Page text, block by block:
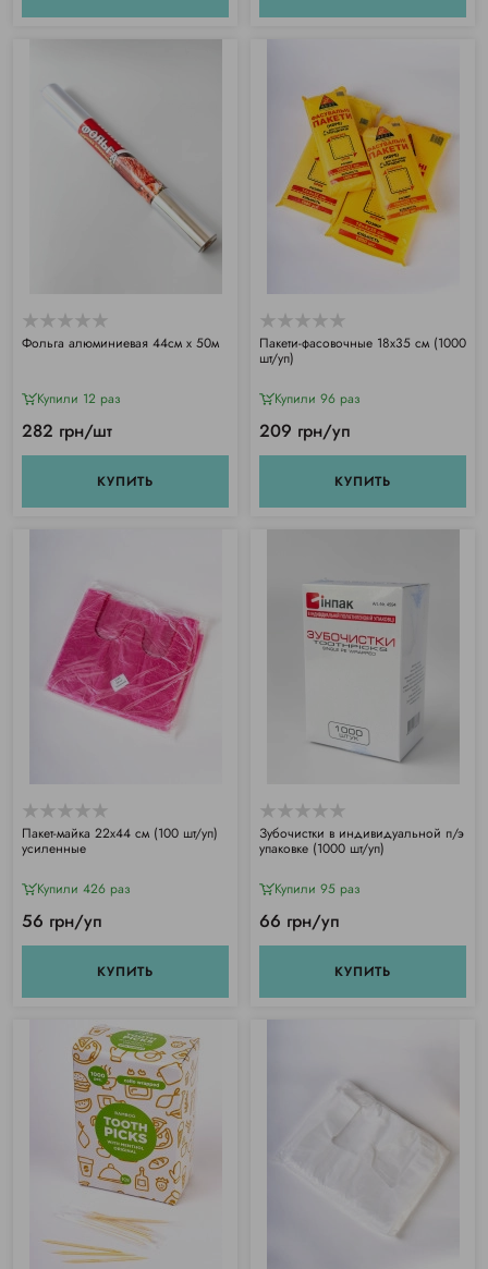
Фольга алюминиевая 44см х 50м
Купили 12 раз
282 грн/шт
КУПИТЬ
Пакети-фасовочные 18х35 см (1000
шт/уп)
Купили 96 раз
209 грн/уп
КУПИТЬ
Пакет-майка 22х44 см (100 шт/уп)
усиленные
Купили 426 раз
56 грн/уп
КУПИТЬ
Зубочистки в индивидуальной п/э
упаковке (1000 шт/уп)
Купили 95 раз
66 грн/уп
КУПИТЬ